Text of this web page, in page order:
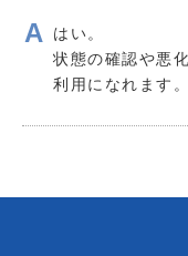
はい。
状態の確認や悪
利用になれます。